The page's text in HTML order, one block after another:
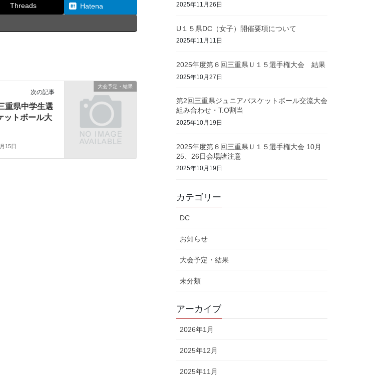
Threads Hatena
大会予定・結果
次の記事
重県中学生選
ットボール大
15日
2025年11月26日
U１５県DC（女子）開催要項について
2025年11月11日
2025年度第６回三重県Ｕ１５選手権大会 結果
2025年10月27日
第2回三重県ジュニアバスケットボール交流大会
組み合わせ・T.O割当
2025年10月19日
2025年度第６回三重県Ｕ１５選手権大会 10月
25、26日会場諸注意
2025年10月19日
カテゴリー
DC
お知らせ
大会予定・結果
未分類
アーカイブ
2026年1月
2025年12月
2025年11月